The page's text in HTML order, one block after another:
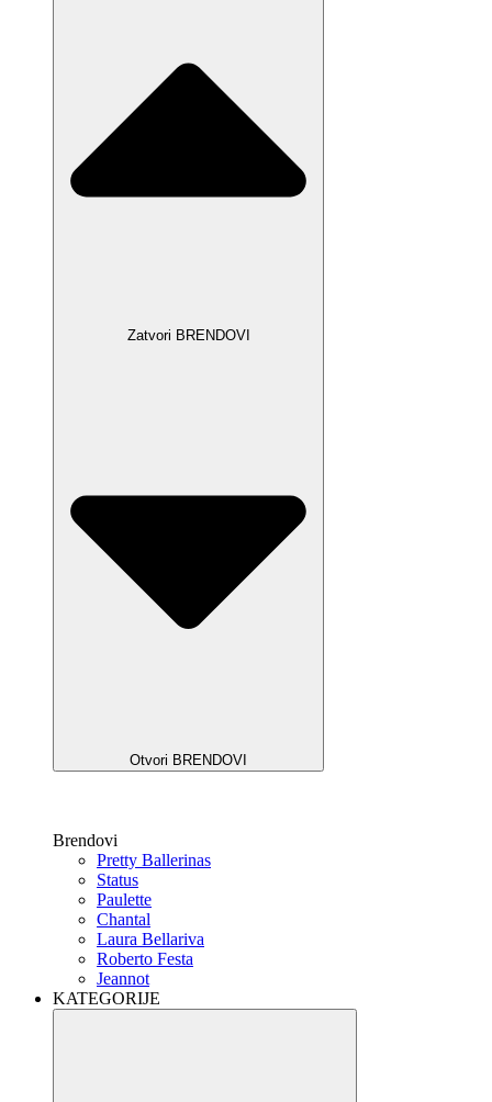
Zatvori BRENDOVI
Otvori BRENDOVI
Brendovi
Pretty Ballerinas
Status
Paulette
Chantal
Laura Bellariva
Roberto Festa
Jeannot
KATEGORIJE